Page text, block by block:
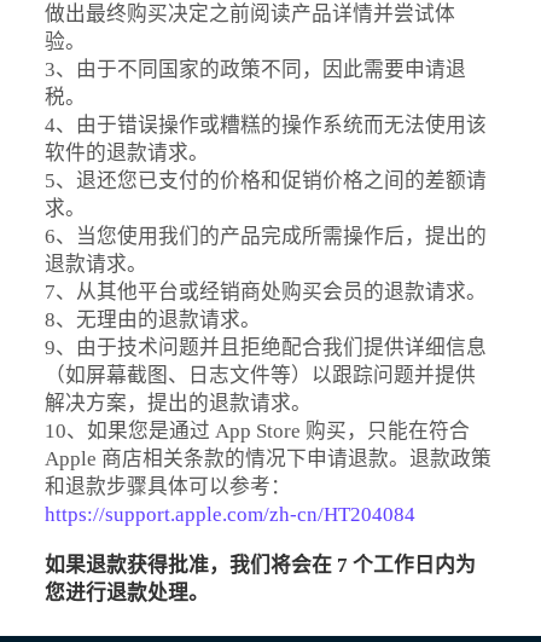
做出最终购买决定之前阅读产品详情并尝试体
验。
3、由于不同国家的政策不同，因此需要申请退
税。
4、由于错误操作或糟糕的操作系统而无法使用该
软件的退款请求。
5、退还您已支付的价格和促销价格之间的差额请
求。
6、当您使用我们的产品完成所需操作后，提出的
退款请求。
7、从其他平台或经销商处购买会员的退款请求。
8、无理由的退款请求。
9、由于技术问题并且拒绝配合我们提供详细信息
（如屏幕截图、日志文件等）以跟踪问题并提供
解决方案，提出的退款请求。
10、如果您是通过 App Store 购买，只能在符合
Apple 商店相关条款的情况下申请退款。退款政策
和退款步骤具体可以参考：
https://support.apple.com/zh-cn/HT204084
如果退款获得批准，我们将会在 7 个工作日内为
您进行退款处理。